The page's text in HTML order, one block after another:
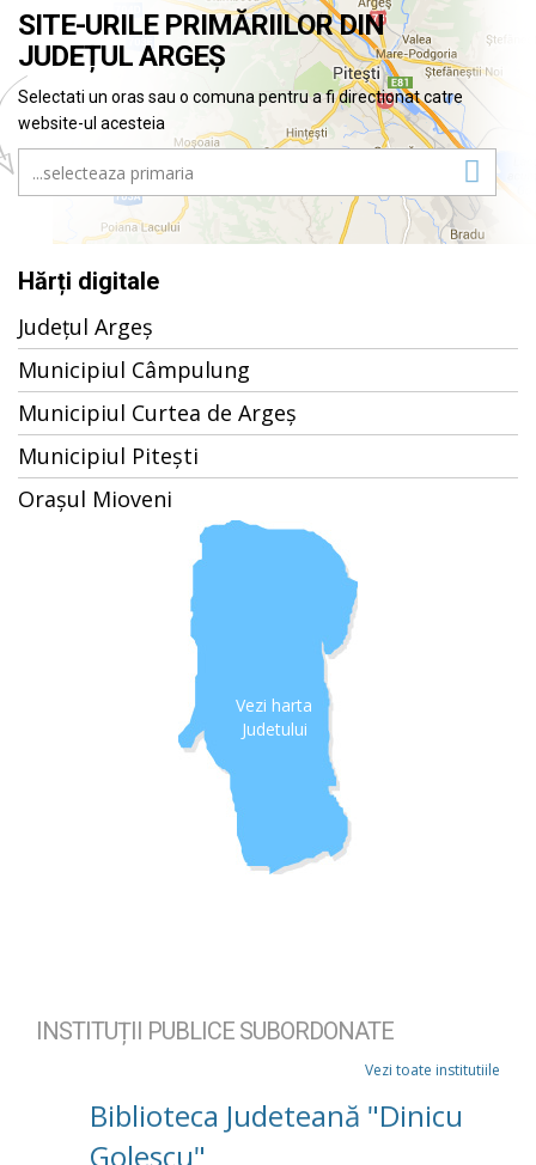
SITE-URILE PRIMĂRIILOR DIN
JUDEȚUL ARGEȘ
Selectati un oras sau o comuna pentru a fi directionat catre
website-ul acesteia
Hărți digitale
Județul Argeș
Municipiul Câmpulung
Municipiul Curtea de Argeș
Municipiul Pitești
Orașul Mioveni
Vezi harta
Judetului
INSTITUȚII PUBLICE SUBORDONATE
Vezi toate institutiile
Biblioteca Judeteană "Dinicu
Golescu"